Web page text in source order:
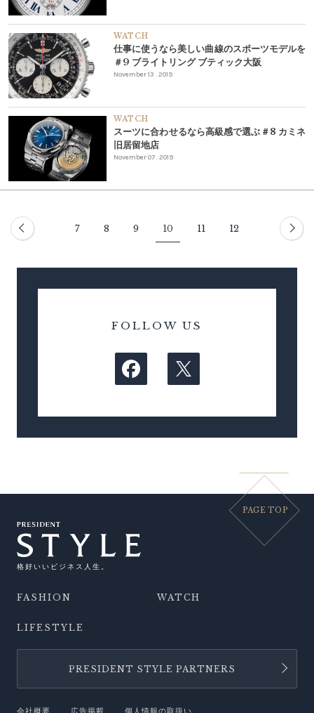
WATCH
November 13 . 2019
仕事に使うなら美しい曲線のスポーツモデルを
＃9 ブライトリング ブティック大阪
WATCH
November 07 . 2019
スーツに合わせるなら高級感で選ぶ＃8 カミネ
旧居留地店
7 8 9 10 11 12
FOLLOW US
PAGE TOP
格好いいビジネス人生。
FASHION WATCH
LIFESTYLE
PRESIDENT STYLE PARTNERS